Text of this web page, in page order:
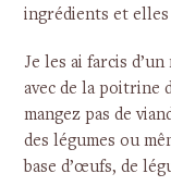
ingrédients et
Je les ai farcis
avec de la poitrine
mangez pas de
des légumes ou
base d’œufs, de